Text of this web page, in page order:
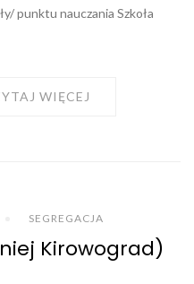
punktu nauczania Szkoła
WIĘCEJ
SEGREGACJA
Kirowograd)